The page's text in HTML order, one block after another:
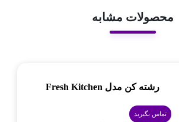
محصولات مشابه
رشته کن مدل Fresh Kitchen
تماس بگیرید